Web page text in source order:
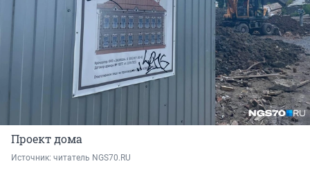
Проект дома
Источник: читатель NGS70.RU